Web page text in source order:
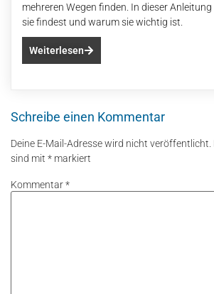
mehreren Wegen finden. In dieser
sie findest und warum sie wichtig ist.
Weiterlesen
Schreibe einen Kommentar
Deine E-Mail-Adresse wird nicht veröffentlicht.
sind mit * markiert
Kommentar*